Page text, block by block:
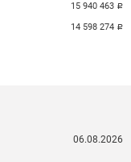
15 940 463 руб.
14 598 274 руб.
06.08.2026